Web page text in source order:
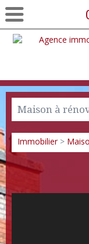
Maison à
Immobilier>